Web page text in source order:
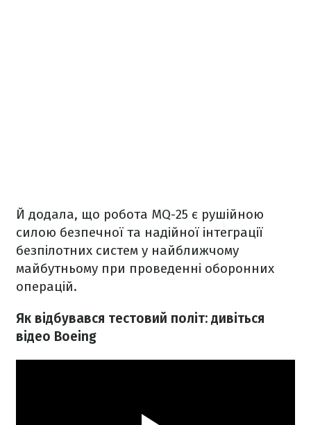
Й додала, що робота MQ-25 є рушійною
силою безпечної та надійної інтеграції
безпілотних систем у найближчому
майбутньому при проведенні оборонних
операцій.
Як відбувався тестовий політ: дивіться
відео Boeing